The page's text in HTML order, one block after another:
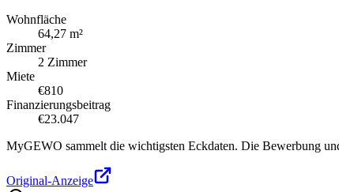
Wohnfläche
64,27 m²
Zimmer
2 Zimmer
Miete
€810
Finanzierungsbeitrag
€23.047
MyGEWO sammelt die wichtigsten Eckdaten. Die Bewerbung
Original-Anzeige